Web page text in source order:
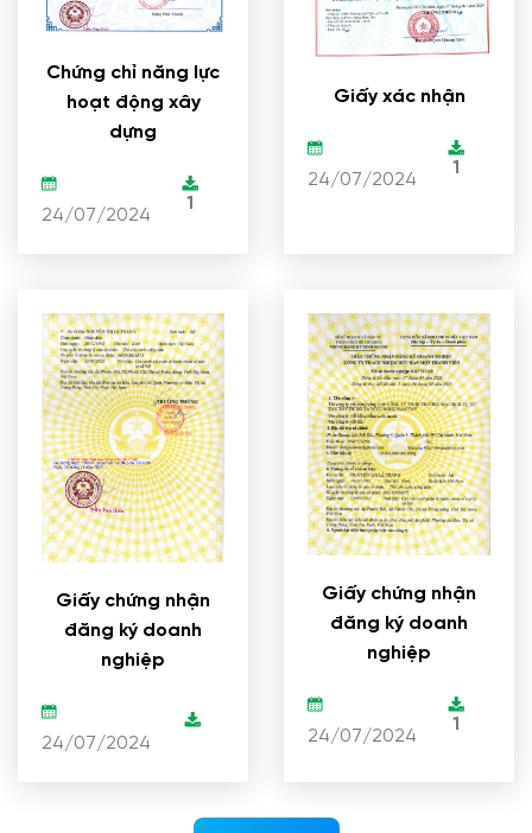
Chứng chỉ năng lực
hoạt động xây
dựng
24/07/2024
1
Giấy xác nhận
24/07/2024
1
Giấy chứng nhận
đăng ký doanh
nghiệp
24/07/2024
Giấy chứng nhận
đăng ký doanh
nghiệp
24/07/2024
1